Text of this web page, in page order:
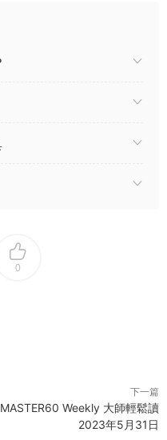
0
下一篇
MASTER60 Weekly 大師輕鬆讀
2023年5月31日